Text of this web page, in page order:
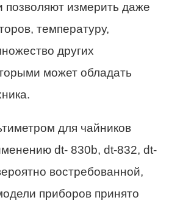
измерить даже
температуру,
других
может обладать
для чайников
dt- 830b, dt-832, dt-
востребованной,
приборов принято